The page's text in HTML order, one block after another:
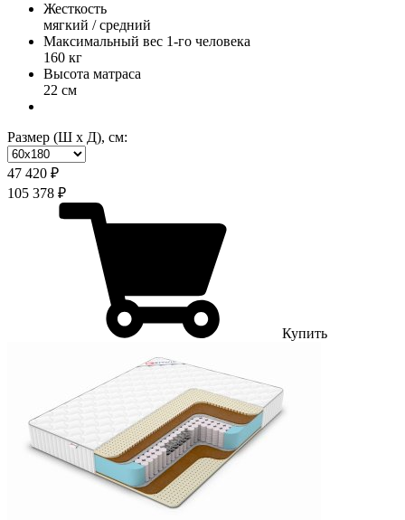
Жесткость
мягкий / средний
Максимальный вес 1-го человека
160 кг
Высота матраса
22 см
Размер (Ш х Д), см:
47 420 ₽
105 378 ₽
Купить